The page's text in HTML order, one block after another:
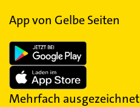
App von Gelbe Seiten
Mehrfach ausgezeichnet